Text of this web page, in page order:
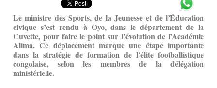
Le ministre des Sports, de la Jeunesse et de l’Éducation
civique s’est rendu à Oyo, dans le département de la
Cuvette, pour faire le point sur l’évolution de l’Académie
Alima. Ce déplacement marque une étape importante
dans la stratégie de formation de l’élite footballistique
congolaise, selon les membres de la délégation
ministérielle.